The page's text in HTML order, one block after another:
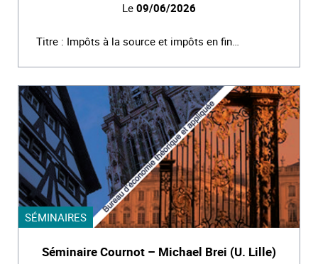
Le 09/06/2026
Titre : Impôts à la source et impôts en fin…
SÉMINAIRES
Séminaire Cournot – Michael Brei (U. Lille)